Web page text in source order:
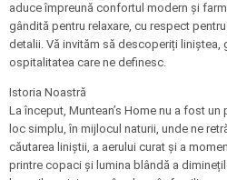
aduce împreună confortul modern și
gândită pentru relaxare, cu respect
detalii. Vă invităm să descoperiți liniștea,
ospitalitatea care ne definesc.
Istoria Noastră
La început, Muntean’s Home nu a fost
loc simplu, în mijlocul naturii, unde ne
căutarea liniștii, a aerului curat și a
printre copaci și lumina blândă a